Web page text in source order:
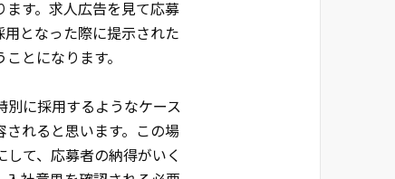
す。求人広告を見て応募
となった際に提示された
とになります。
別に採用するようなケース
れると思います。この場
て、応募者の納得がいく